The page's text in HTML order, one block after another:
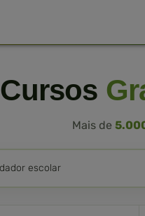
Cursos
Mais de